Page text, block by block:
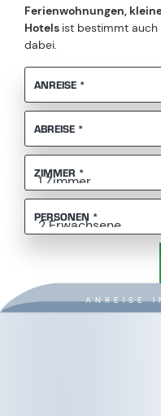
Ferienwohnungen,
Hotels ist bestimmt
dabei.
ANREISE *
ABREISE *
ZIMMER *
PERSONEN *
ANREISE